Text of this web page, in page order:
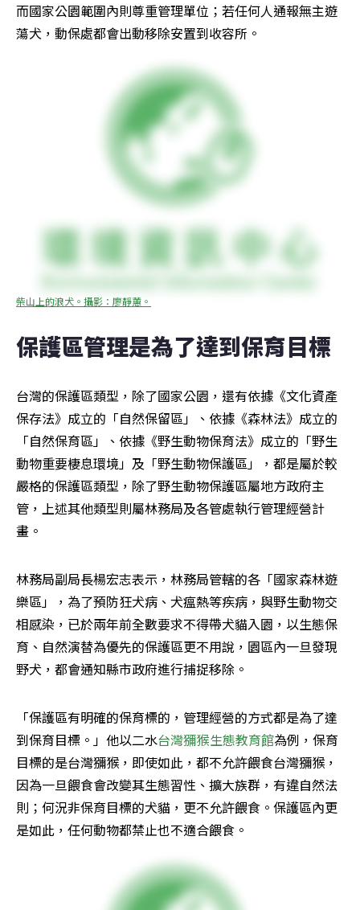
而國家公園範圍內則尊重管理單位；若任何人通報無主遊
蕩犬，動保處都會出動移除安置到收容所。
柴山上的浪犬。攝影：廖靜蕙。
保護區管理是為了達到保育目標
台灣的保護區類型，除了國家公園，還有依據《文化資產
保存法》成立的「自然保留區」、依據《森林法》成立的
「自然保育區」、依據《野生動物保育法》成立的「野生
動物重要棲息環境」及「野生動物保護區」，都是屬於較
嚴格的保護區類型，除了野生動物保護區屬地方政府主
管，上述其他類型則屬林務局及各管處執行管理經營計
畫。
林務局副局長楊宏志表示，林務局管轄的各「國家森林遊
樂區」，為了預防狂犬病、犬瘟熱等疾病，與野生動物交
相感染，已於兩年前全數要求不得帶犬貓入園，以生態保
育、自然演替為優先的保護區更不用說，園區內一旦發現
野犬，都會通知縣市政府進行捕捉移除。
「保護區有明確的保育標的，管理經營的方式都是為了達
到保育目標。」他以二水台灣獼猴生態教育館為例，保育
目標的是台灣獼猴，即使如此，都不允許餵食台灣獼猴，
因為一旦餵食會改變其生態習性、擴大族群，有違自然法
則；何況非保育目標的犬貓，更不允許餵食。保護區內更
是如此，任何動物都禁止也不適合餵食。